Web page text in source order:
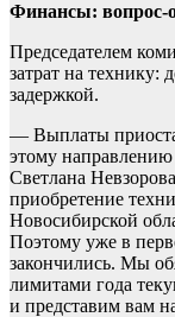
Финансы: вопрос-
Председателем
затрат на технику:
задержкой.
— Выплаты
этому
Светлана
приобретение
Новосибирской
Поэтому уже в
закончились. Мы
лимитами года
и представим вам